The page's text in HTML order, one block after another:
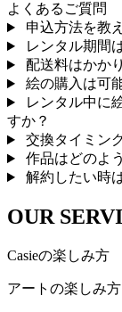
よくあるご質問
申込方法を教
レンタル期間
配送料はかか
絵の購入は可
レンタル中に
すか？
交換タイミン
作品はどのよ
解約したい時
OUR
Casieの楽しみ方
アートの楽しみ